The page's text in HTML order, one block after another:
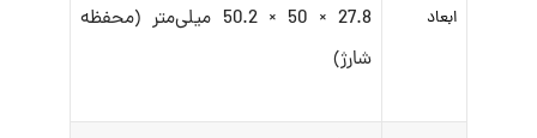
ابعاد
27.8 × 50 × 50.2 میلی‌متر (محفظه
شارژ)